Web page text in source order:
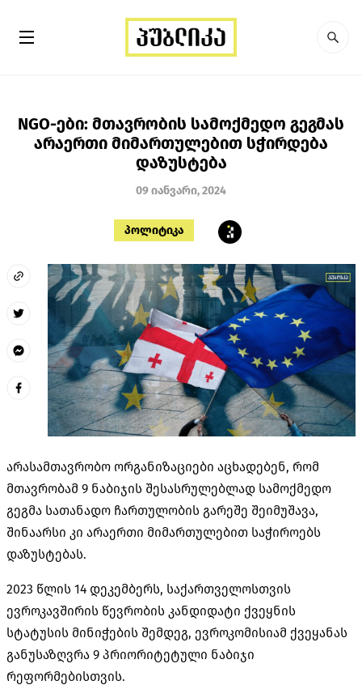
NGO-ები: მთავრობის სამოქმედო გეგმას
არაერთი მიმართულებით სჭირდება
დაზუსტება
09 იანვარი, 2024
პოლიტიკა
არასამთავრობო ორგანიზაციები აცხადებენ, რომ
მთავრობამ 9 ნაბიჯის შესასრულებლად სამოქმედო
გეგმა სათანადო ჩართულობის გარეშე შეიმუშავა,
შინაარსი კი არაერთი მიმართულებით საჭიროებს
დაზუსტებას.
2023 წლის 14 დეკემბერს, საქართველოსთვის
ევროკავშირის წევრობის კანდიდატი ქვეყნის
სტატუსის მინიჭების შემდეგ, ევროკომისიამ ქვეყანას
განუსაზღვრა 9 პრიორიტეტული ნაბიჯი
რეფორმებისთვის.